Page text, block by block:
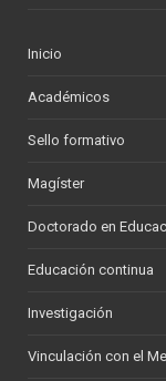
Inicio
Académicos
Sello formativo
Magíster
Doctorado en
Educación continua
Investigación
Vinculación con el